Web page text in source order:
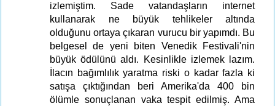
izlemiştim. Sade vatandaşların internet
kullanarak ne büyük tehlikeler altında
olduğunu ortaya çıkaran vurucu bir yapımdı. Bu
belgesel de yeni biten Venedik Festivali'nin
büyük ödülünü aldı. Kesinlikle izlemek lazım.
İlacın bağımlılık yaratma riski o kadar fazla ki
satışa çıktığından beri Amerika'da 400 bin
ölümle sonuçlanan vaka tespit edilmiş. Ama